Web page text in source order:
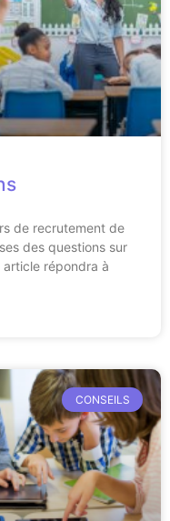
de recrutement de
des questions sur
article répondra à
CONSEILS